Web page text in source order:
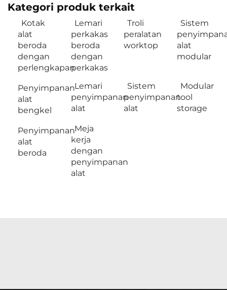
Kategori produk terkait
Kotak
alat
beroda
dengan
perlengkapan
Lemari
perkakas
beroda
dengan
perkakas
Troli
peralatan
worktop
Sistem
alat
modular
Penyimpanan
alat
bengkel
Lemari
penyimpanan
alat
Sistem
penyimpanan
alat
Modular
tool
storage
Penyimpanan
alat
beroda
Meja
kerja
dengan
penyimpanan
alat